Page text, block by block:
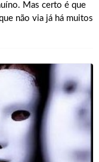
Mas certo é que
não via já há muitos